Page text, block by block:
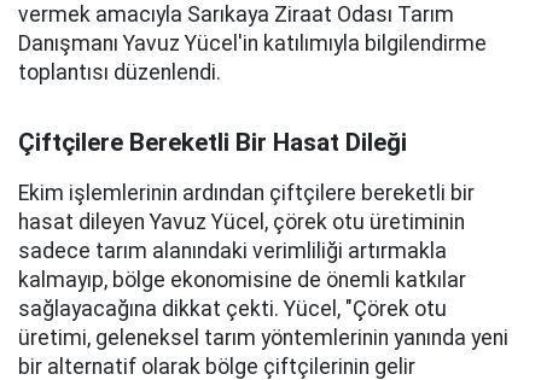
vermek amacıyla Sarıkaya Ziraat Odası Tarım
Danışmanı Yavuz Yücel'in katılımıyla bilgilendirme
toplantısı düzenlendi.
Çiftçilere Bereketli Bir Hasat Dileği
Ekim işlemlerinin ardından çiftçilere bereketli bir
hasat dileyen Yavuz Yücel, çörek otu üretiminin
sadece tarım alanındaki verimliliği artırmakla
kalmayıp, bölge ekonomisine de önemli katkılar
sağlayacağına dikkat çekti. Yücel, "Çörek otu
üretimi, geleneksel tarım yöntemlerinin yanında yeni
bir alternatif olarak bölge çiftçilerinin gelir